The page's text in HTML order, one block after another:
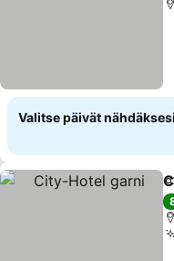
Valitse päivät